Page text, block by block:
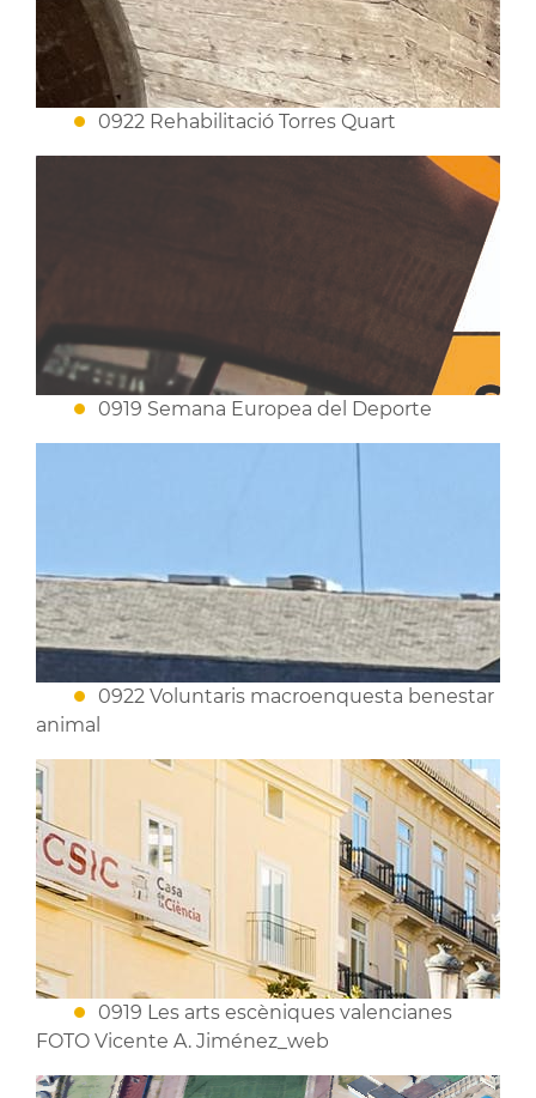
0922 Rehabilitació Torres Quart
0919 Semana Europea del Deporte
0922 Voluntaris macroenquesta benestar
animal
0919 Les arts escèniques valencianes
FOTO Vicente A. Jiménez_web